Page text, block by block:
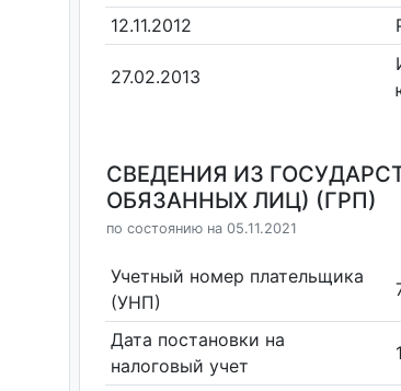
12.11.2012
27.02.2013
СВЕДЕНИЯ ИЗ
ОБЯЗАННЫХ ЛИЦ) (ГРП)
по состоянию на 05.11.2021
Учетный номер плательщика
(УНП)
Дата постановки на
налоговый учет